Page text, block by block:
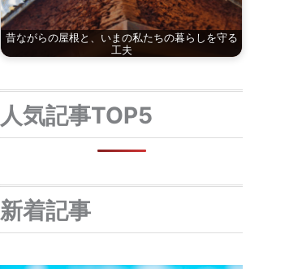
昔ながらの屋根と、いまの私たちの暮らしを守る
工夫
人気記事TOP5
新着記事